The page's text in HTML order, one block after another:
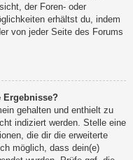
der Foren- oder
erhältst du, indem
von jeder Seite des Forums
Ergebnisse?
gehalten und enthielt zu
indiziert werden. Stelle eine
die dir die erweiterte
möglich, dass dein(e)